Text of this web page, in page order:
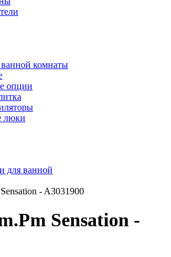
комнаты
опции
люки
для ванной
- A3031900
Sensation -